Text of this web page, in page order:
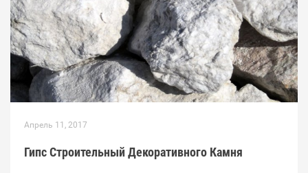
Апрель 11, 2017
Гипс Строительный Декоративного Камня